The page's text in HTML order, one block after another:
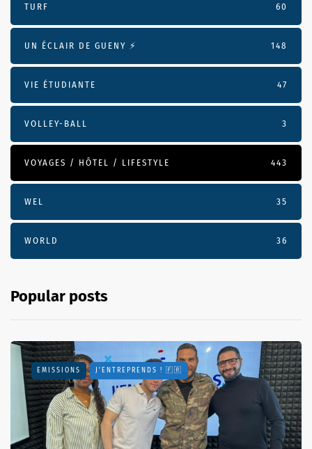
TURF 60
UN ÉCLAIR DE GUENY ⚡️ 148
VIE ÉTUDIANTE 47
VOLLEY-BALL 3
VOYAGES / HÔTEL / LIFESTYLE 443
WEL 35
WORLD 36
Popular posts
EMISSIONS J'ENTREPRENDS ! 🇫🇷